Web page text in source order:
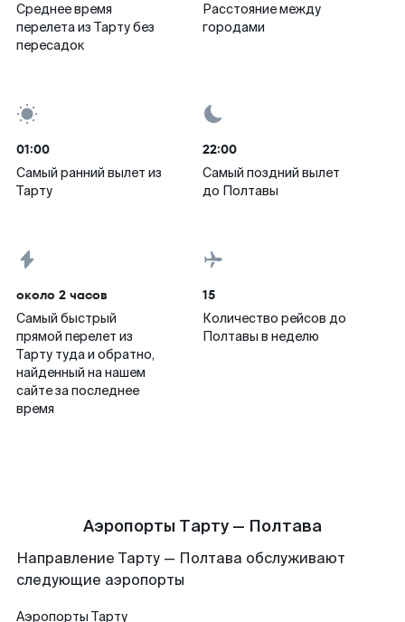
Среднее время
перелета из Тарту без
пересадок
Расстояние между
городами
01:00
Самый ранний вылет из
Тарту
22:00
Самый поздний вылет
до Полтавы
около 2 часов
Самый быстрый
прямой перелет из
Тарту туда и обратно,
найденный на нашем
сайте за последнее
время
15
Количество рейсов до
Полтавы в неделю
Аэропорты Тарту — Полтава
Направление Тарту — Полтава обслуживают
следующие аэропорты
Аэропорты Тарту